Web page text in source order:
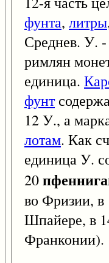
фунта, литры
Среднев. У. -
римлян
единица.
фунт
12 У., а
лотам. Как
единица У.
20
во Фризии, в
Шпайере, в
Франконии).